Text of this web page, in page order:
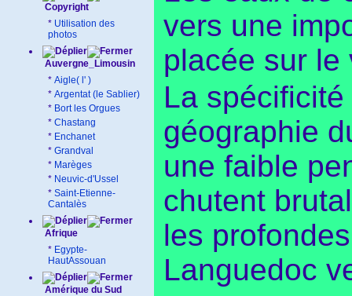
Copyright
* Utilisation des
photos
Auvergne_Limousin
* Aigle( l' )
* Argentat (le Sablier)
* Bort les Orgues
* Chastang
* Enchanet
* Grandval
* Marèges
* Neuvic-d'Ussel
* Saint-Etienne-
Cantalès
Afrique
* Egypte-
HautAssouan
Amérique du Sud
vers une
placée sur le
La
géographie
une faible
chutent
les
Languedoc